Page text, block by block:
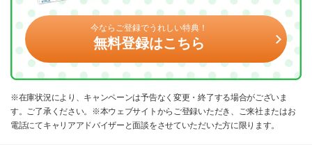
今ならご登録でうれしい特典！
無料登録はこちら
※在庫状況により、キャンペーンは予告なく変更・終了する場合がございま
す。ご了承ください。※本ウェブサイトからご登録いただき、ご来社またはお
電話にてキャリアアドバイザーと面談をさせていただいた方に限ります。